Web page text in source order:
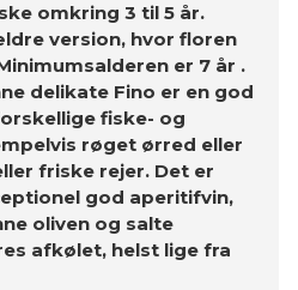
omkring 3 til 5 år.
version, hvor floren
er 7 år .
delikate Fino er en god
fiske- og
røget ørred eller
friske rejer. Det er
god aperitifvin,
oliven og salte
afkølet, helst lige fra